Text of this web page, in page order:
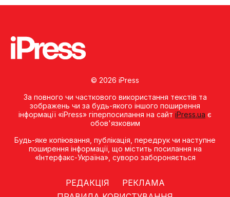
© 2026 iPress
За повного чи часткового використання текстів та
зображень чи за будь-якого іншого поширення
інформації «iPress» гіперпосилання на сайт iPress.ua є
обов'язковим
Будь-яке копiювання, публiкацiя, передрук чи наступне
поширення iнформацiї, що мiстить посилання на
«Iнтерфакс-Україна», суворо забороняється
РЕДАКЦІЯ
РЕКЛАМА